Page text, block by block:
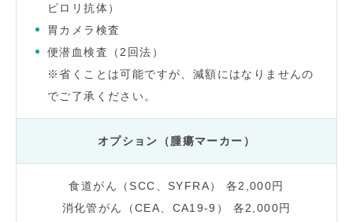
ピロリ抗体）
胃カメラ検査
便潜血検査（2回法）
※省くことは可能ですが、減額にはなりませんの
でご了承ください。
オプション（腫瘍マーカー）
食道がん（SCC、SYFRA） 各2,000円
消化管がん（CEA、CA19-9） 各2,000円